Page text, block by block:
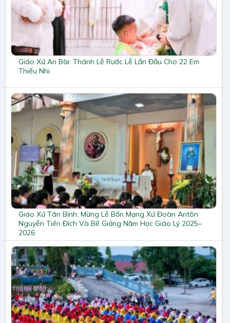
Giáo Xứ An Bài: Thánh Lễ Rước Lễ Lần Đầu Cho 22 Em
Thiếu Nhi
Giáo Xứ Tân Bình: Mừng Lễ Bổn Mạng Xứ Đoàn Antôn
Nguyễn Tiến Đích Và Bế Giảng Năm Học Giáo Lý 2025–
2026